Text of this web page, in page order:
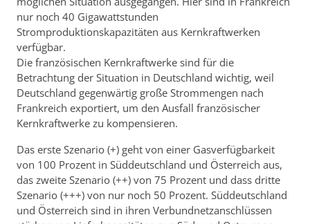
nur noch 40 Gigawattstunden
Stromproduktionskapazitäten aus Kernkraftwerken
verfügbar.
Die französischen Kernkraftwerke sind für die
Betrachtung der Situation in Deutschland wichtig, weil
Deutschland gegenwärtig große Strommengen nach
Frankreich exportiert, um den Ausfall französischer
Kernkraftwerke zu kompensieren.
Das erste Szenario (+) geht von einer Gasverfügbarkeit
von 100 Prozent in Süddeutschland und Österreich aus,
das zweite Szenario (++) von 75 Prozent und dass dritte
Szenario (+++) von nur noch 50 Prozent. Süddeutschland
und Österreich sind in ihren Verbundnetzanschlüssen